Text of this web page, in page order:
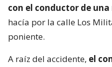
con el conductor de
hacía por la calle Los
poniente.
A raíz del accidente, el